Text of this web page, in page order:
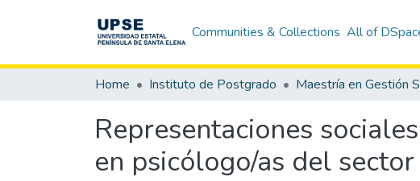
Communities & Collections All of
Home Instituto de Postgrado
Representaciones
en psicólogo/as del